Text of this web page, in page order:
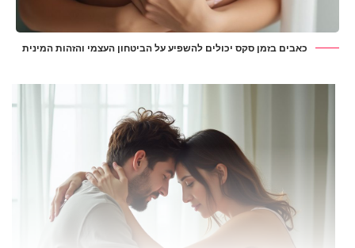
כאבים בזמן סקס יכולים להשפיע על הביטחון העצמי והזהות המינית